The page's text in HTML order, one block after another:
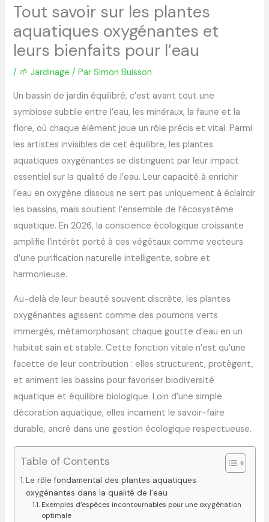
Tout savoir sur les plantes
aquatiques oxygénantes et
leurs bienfaits pour l’eau
/ 🌱 Jardinage / ParSimon Buisson
Un bassin de jardin équilibré, c’est avant tout une
symbiose subtile entre l’eau, les minéraux, la faune et la
flore, où chaque élément joue un rôle précis et vital. Parmi
les artistes invisibles de cet équilibre, les plantes
aquatiques oxygénantes se distinguent par leur impact
essentiel sur la qualité de l’eau. Leur capacité à enrichir
l’eau en oxygène dissous ne sert pas uniquement à éclaircir
les bassins, mais soutient l’ensemble de l’écosystème
aquatique. En 2026, la conscience écologique croissante
amplifie l’intérêt porté à ces végétaux comme vecteurs
d’une purification naturelle intelligente, sobre et
harmonieuse.
Au-delà de leur beauté souvent discrète, les plantes
oxygénantes agissent comme des poumons verts
immergés, métamorphosant chaque goutte d’eau en un
habitat sain et stable. Cette fonction vitale n’est qu’une
facette de leur contribution : elles structurent, protègent,
et animent les bassins pour favoriser biodiversité
aquatique et équilibre biologique. Loin d’une simple
décoration aquatique, elles incarnent le savoir-faire
durable, ancré dans une gestion écologique respectueuse.
Table of Contents
Le rôle fondamental des plantes aquatiques
oxygénantes dans la qualité de l’eau
Exemples d’espèces incontournables pour une oxygénation
optimale